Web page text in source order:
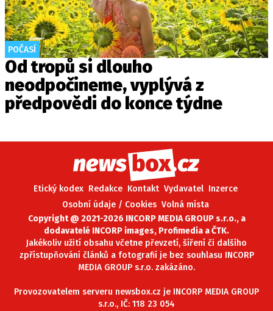
POČASÍ
Od tropů si dlouho
neodpočineme, vyplývá z
předpovědi do konce týdne
Etický kodex Redakce Kontakt Vydavatel Inzerce
Osobní údaje / Cookies Volná místa
Copyright @ 2021-2026 INCORP MEDIA GROUP s.r.o., a
dodavatelé INCORP images, Profimedia a ČTK.
Jakékoliv užití obsahu včetne převzetí, šíření či dalšího
zpřístupňování článků a fotografií je bez souhlasu INCORP
MEDIA GROUP s.r.o. zakázáno.
Provozovatelem serveru newsbox.cz je INCORP MEDIA GROUP
s.r.o., IČ: 118 23 054